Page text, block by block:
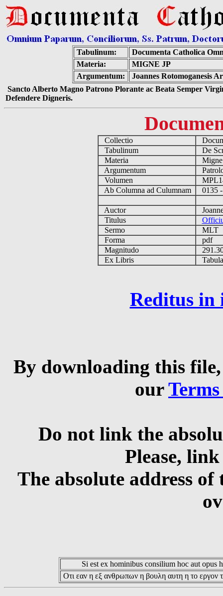
Tabulinum:
Documenta Catholica
Materia:
MIGNE JP
Argumentum:
Joannes Rotomoganesis
Sancto Alberto Magno Patrono Plorante ac Beata Semper
Defendere Digneris.
Collectio
Tabulinum
De
Materia
Argumentum
Volumen
Ab Columna ad Culumnam
0135
Auctor
Titulus
Sermo
MLT
Forma
pdf
Magnitudo
Ex Libris
Reditus in
By downloading this
our
Do not link the
Please,
The absolute address
Si est ex hominibus consilium hoc aut opus
Οτι εαν η εξ ανθρωπων η βουλη αυτη η το εργον